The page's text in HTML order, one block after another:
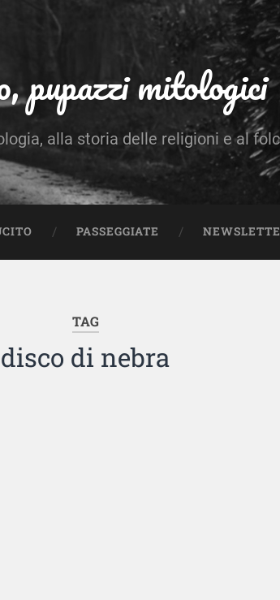
pupazzi mitologici
alla storia delle religioni e al
PASSEGGIATE
TAG
disco di nebra